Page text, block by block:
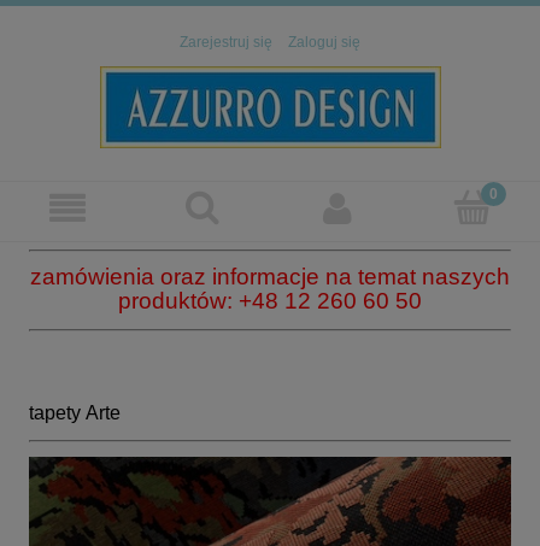
Zarejestruj się Zaloguj się
zamówienia oraz informacje na temat naszych
produktów: +48 12 260 60 50
tapety Arte